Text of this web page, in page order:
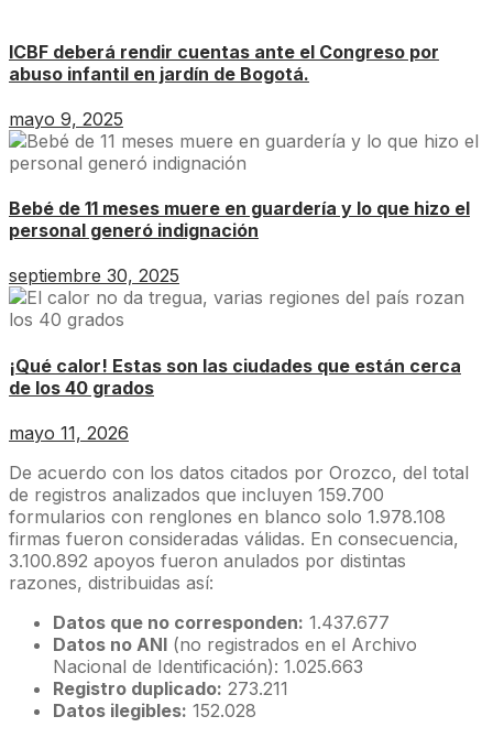
ICBF deberá rendir cuentas ante el Congreso por
abuso infantil en jardín de Bogotá.
mayo 9, 2025
Bebé de 11 meses muere en guardería y lo que hizo el
personal generó indignación
septiembre 30, 2025
¡Qué calor! Estas son las ciudades que están cerca
de los 40 grados
mayo 11, 2026
De acuerdo con los datos citados por Orozco, del total
de registros analizados que incluyen 159.700
formularios con renglones en blanco solo 1.978.108
firmas fueron consideradas válidas. En consecuencia,
3.100.892 apoyos fueron anulados por distintas
razones, distribuidas así:
Datos que no corresponden: 1.437.677
Datos no ANI (no registrados en el Archivo
Nacional de Identificación): 1.025.663
Registro duplicado: 273.211
Datos ilegibles: 152.028